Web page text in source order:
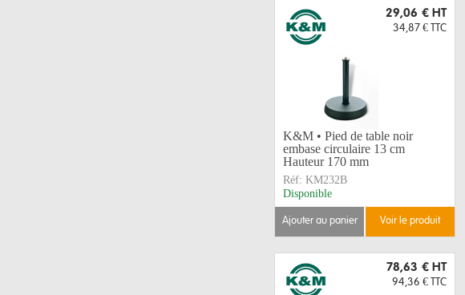
29,06 € HT
34,87 € TTC
K&M • Pied de table noir
embase circulaire 13 cm
Hauteur 170 mm
Réf: KM232B
Disponible
ajouter au panier voir le produit
78,63 € HT
94,36 € TTC